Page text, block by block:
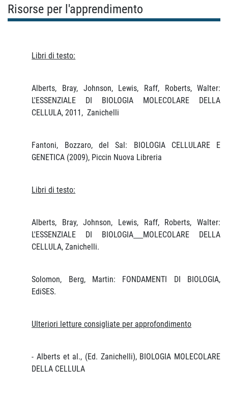
Risorse per l'apprendimento
Libri di testo:
Alberts, Bray, Johnson, Lewis, Raff, Roberts, Walter:
L'ESSENZIALE DI BIOLOGIA MOLECOLARE DELLA
CELLULA, 2011, Zanichelli
Fantoni, Bozzaro, del Sal: BIOLOGIA CELLULARE E
GENETICA (2009), Piccin Nuova Libreria
Libri di testo:
Alberts, Bray, Johnson, Lewis, Raff, Roberts, Walter:
L'ESSENZIALE DI BIOLOGIA
MOLECOLARE DELLA
CELLULA, Zanichelli.
Solomon, Berg, Martin: FONDAMENTI DI BIOLOGIA,
EdiSES.
Ulteriori letture consigliate per approfondimento
- Alberts et al., (Ed. Zanichelli), BIOLOGIA MOLECOLARE
DELLA CELLULA